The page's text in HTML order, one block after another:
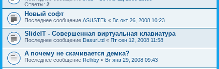
Ответы: 2
Новый софт
Последнее сообщение ASUSTEk « Вс окт 26, 2008 10:23
SlideIT - Совершенная виртуальная клавиатура
Последнее сообщение DasurLtd « Пт сен 12, 2008 11:58
А почему не скачивается демка?
Последнее сообщение Relhby « Вт янв 29, 2008 09:43